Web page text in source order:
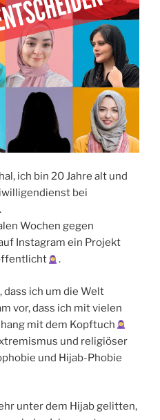
ich bin 20 Jahre alt und
bei
Wochen gegen
Instagram ein Projekt
.
dass ich um die Welt
vor, dass ich mit vielen
mit dem Kopftuch
und religiöser
und Hijab-Phobie
unter dem Hijab gelitten,